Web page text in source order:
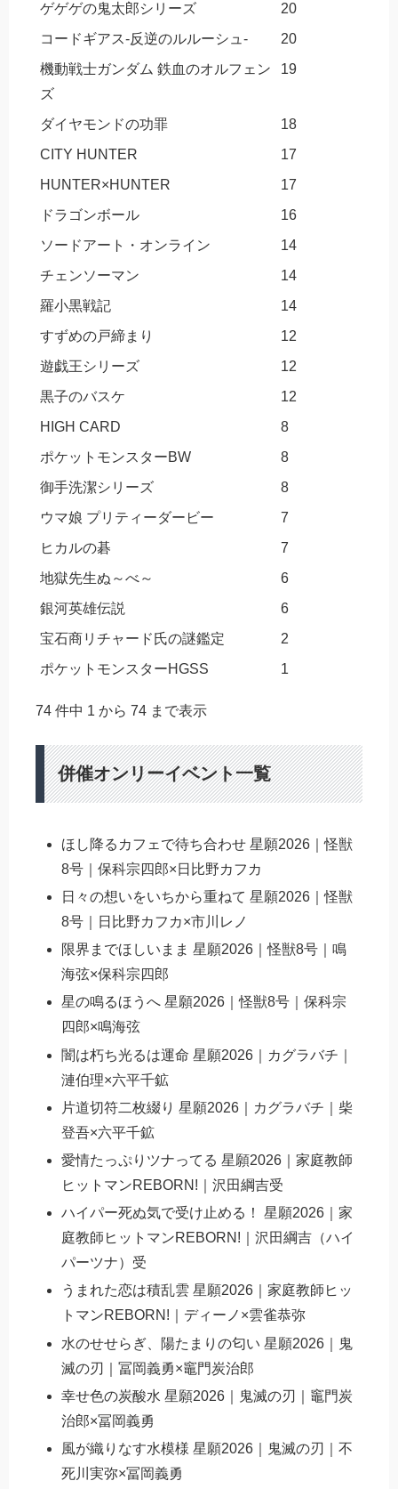
ゲゲゲの鬼太郎シリーズ
20
コードギアス-反逆のルルーシュ-
20
機動戦士ガンダム 鉄血のオルフェン
ズ
19
ダイヤモンドの功罪
18
CITY HUNTER
17
HUNTER×HUNTER
17
ドラゴンボール
16
ソードアート・オンライン
14
チェンソーマン
14
羅小黒戦記
14
すずめの戸締まり
12
遊戯王シリーズ
12
黒子のバスケ
12
HIGH CARD
8
ポケットモンスターBW
8
御手洗潔シリーズ
8
ウマ娘 プリティーダービー
7
ヒカルの碁
7
地獄先生ぬ～べ～
6
銀河英雄伝説
6
宝石商リチャード氏の謎鑑定
2
ポケットモンスターHGSS
1
74 件中 1 から 74 まで表示
併催オンリーイベント一覧
ほし降るカフェで待ち合わせ 星願2026｜怪獣
8号｜保科宗四郎×日比野カフカ
日々の想いをいちから重ねて 星願2026｜怪獣
8号｜日比野カフカ×市川レノ
限界までほしいまま 星願2026｜怪獣8号｜鳴
海弦×保科宗四郎
星の鳴るほうへ 星願2026｜怪獣8号｜保科宗
四郎×鳴海弦
闇は朽ち光るは運命 星願2026｜カグラバチ｜
漣伯理×六平千鉱
片道切符二枚綴り 星願2026｜カグラバチ｜柴
登吾×六平千鉱
愛情たっぷりツナってる 星願2026｜家庭教師
ヒットマンREBORN!｜沢田綱吉受
ハイパー死ぬ気で受け止める！ 星願2026｜家
庭教師ヒットマンREBORN!｜沢田綱吉（ハイ
パーツナ）受
うまれた恋は積乱雲 星願2026｜家庭教師ヒッ
トマンREBORN!｜ディーノ×雲雀恭弥
水のせせらぎ、陽たまりの匂い 星願2026｜鬼
滅の刃｜冨岡義勇×竈門炭治郎
幸せ色の炭酸水 星願2026｜鬼滅の刃｜竈門炭
治郎×冨岡義勇
風が織りなす水模様 星願2026｜鬼滅の刃｜不
死川実弥×冨岡義勇